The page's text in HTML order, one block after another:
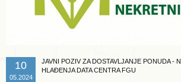
10
05.2024
JAVNI POZIV ZA DOSTAVLJANJE PONUDA -
HLAĐENJA DATA CENTRA FGU